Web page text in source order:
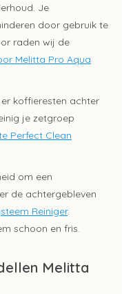
Je
door gebruik te
raden wij de
Melitta Pro Aqua
koffieresten achter
je zetgroep
Perfect Clean
om een
de achtergebleven
Reiniger.
schoon en fris.
Melitta